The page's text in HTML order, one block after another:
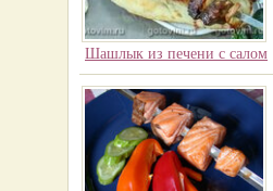
Шашлык из печени с салом